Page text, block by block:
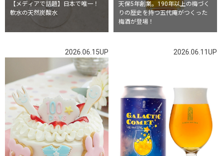
【メディアで話題】日本で唯一！
軟水の天然炭酸水
天保5年創業。190年以上の梅づく
りの歴史を持つ五代庵がつくった
梅酒が登場！
2026.06.15UP 2026.06.11UP